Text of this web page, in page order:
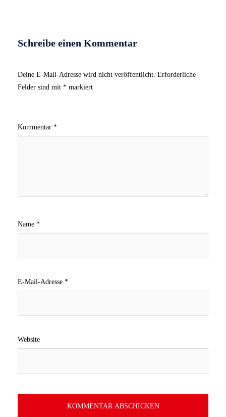
Schreibe einen Kommentar
Deine E-Mail-Adresse wird nicht veröffentlicht. Erforderliche
Felder sind mit * markiert
Kommentar *
Name *
E-Mail-Adresse *
Website